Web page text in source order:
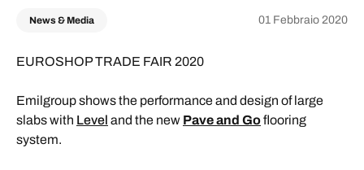
News & Media 01 Febbraio 2020
EUROSHOP TRADE FAIR 2020
Emilgroup shows the performance and design of large
slabs with Level and the new Pave and Goflooring
system.